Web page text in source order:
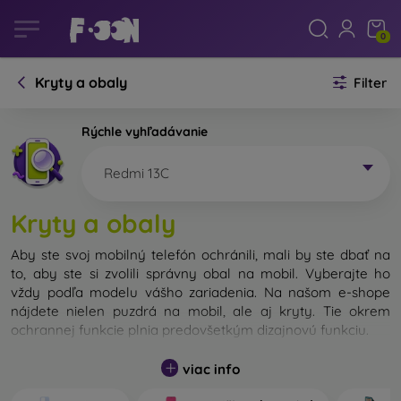
0
Kryty a obaly Filter
Rýchle vyhľadávanie
Redmi 13C
Kryty a obaly
Aby ste svoj mobilný telefón ochránili, mali by ste dbať na
to, aby ste si zvolili správny obal na mobil. Vyberajte ho
vždy podľa modelu vášho zariadenia. Na našom e-shope
nájdete nielen puzdrá na mobil, ale aj kryty. Tie okrem
ochrannej funkcie plnia predovšetkým dizajnovú funkciu.
Kryt na mobil môžeme nazvať tiež zadný kryt. Je určený na
ochranu zadnej časti telefónu. Jednotlivé kryty na mobil sa
viac info